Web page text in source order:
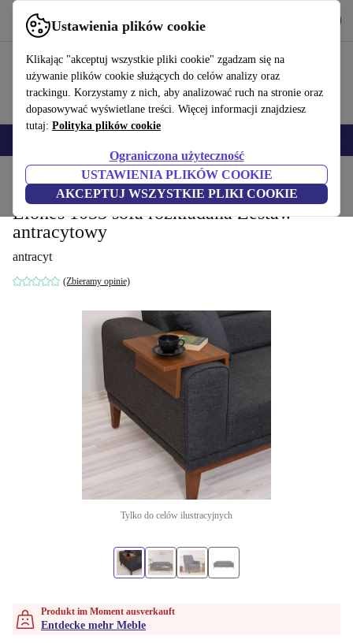
Ustawienia plików cookie
Klikając "akceptuj wszystkie pliki cookie" zgadzam się na
używanie plików cookie służących do celów analizy oraz
trackingu. Korzystamy z nich, aby analizować ruch na stronie oraz
dopasowywać wyświetlane treści. Więcej informacji znajdziesz
tutaj: Polityka plików cookie
Ograniczona użyteczność
USTAWIENIA PLIKÓW COOKIE
AKCEPTUJ WSZYSTKIE PLIKI COOKIE
Korzystaj z refurbed szybko i łatwo
Produkty Gospodarstwo domowe Meble
Liones 1053 sofa rozkładana Zestaw
antracytowy
antracyt
(Zbieramy opinie)
Tylko do celów ilustracyjnych
Produkt im Moment ausverkauft
Entdecke mehr Meble